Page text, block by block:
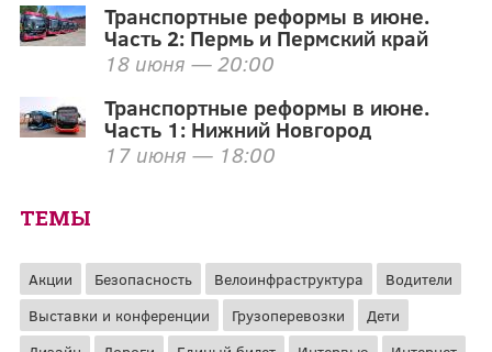
Транспортные реформы в июне.
Часть 2: Пермь и Пермский край
18 июня — 20:00
Транспортные реформы в июне.
Часть 1: Нижний Новгород
17 июня — 18:00
ТЕМЫ
Акции Безопасность Велоинфраструктура
Водители
Выставки и конференции
Грузоперевозки
Дети